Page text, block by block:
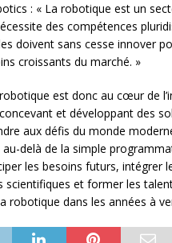
: « La robotique est un
des compétences
doivent sans cesse innover
croissants du marché. »
est donc au cœur de
et développant des
aux défis du monde
delà de la simple
les besoins futurs, intégrer
scientifiques et former les
robotique dans les années à